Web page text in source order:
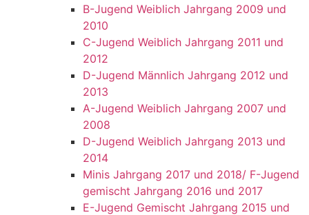
B-Jugend Weiblich Jahrgang 2009 und
2010
C-Jugend Weiblich Jahrgang 2011 und
2012
D-Jugend Männlich Jahrgang 2012 und
2013
A-Jugend Weiblich Jahrgang 2007 und
2008
D-Jugend Weiblich Jahrgang 2013 und
2014
Minis Jahrgang 2017 und 2018/ F-Jugend
gemischt Jahrgang 2016 und 2017
E-Jugend Gemischt Jahrgang 2015 und